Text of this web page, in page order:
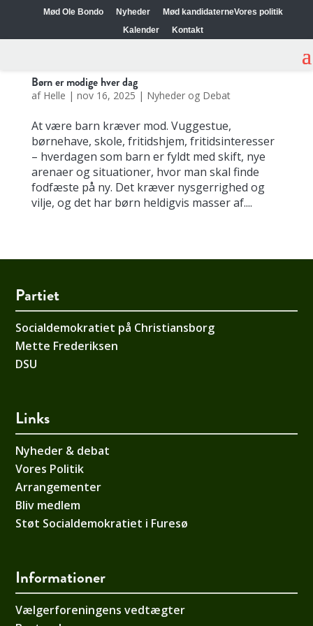
Mød Ole Bondo Nyheder Mød kandidaterneVores politik
Kalender
Kontakt
Børn er modige hver dag
af Helle | nov 16, 2025 | Nyheder og Debat
At være barn kræver mod. Vuggestue,
børnehave, skole, fritidshjem, fritidsinteresser
– hverdagen som barn er fyldt med skift, nye
arenaer og situationer, hvor man skal finde
fodfæste på ny. Det kræver nysgerrighed og
vilje, og det har børn heldigvis masser af....
Partiet
Socialdemokratiet på Christiansborg
Mette Frederiksen
DSU
Links
Nyheder & debat
Vores Politik
Arrangementer
Bliv medlem
Støt Socialdemokratiet i Furesø
Informationer
Vælgerforeningens vedtægter